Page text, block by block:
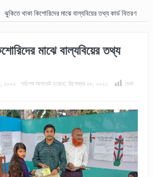
ঝুকিতে থাকা কিশোরিদের মাঝে বাল্যবিয়ের তথ্য কার্ড বিতরণ
মাঝে বাল্যবিয়ের তথ্য
২০২২ সর্বশেষ আপডেট হয়েছে: ডিসেম্বর ০৮, ২০২২
দেখা